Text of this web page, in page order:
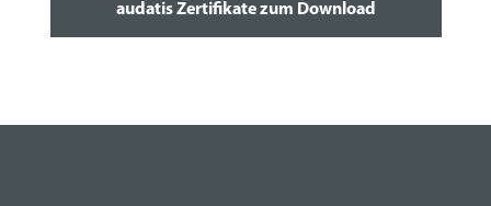
audatis Zertifikate zum Download